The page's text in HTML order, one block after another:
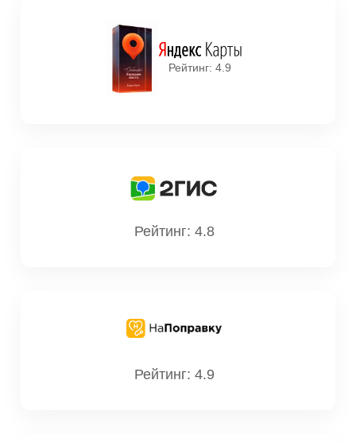
Рейтинг: 4.9
Рейтинг: 4.8
Рейтинг: 4.9